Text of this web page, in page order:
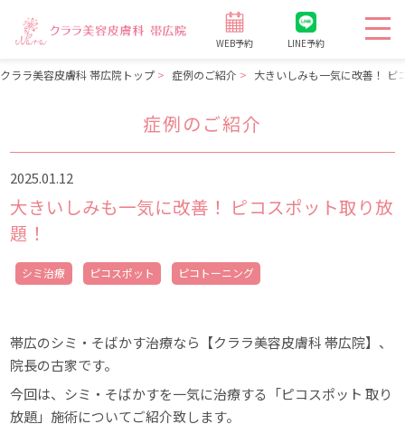
WEB予約 LINE予約
クララ美容皮膚科 帯広院トップ 症例のご紹介 大きいしみも一気に改善！ ピ
症例のご紹介
2025.01.12
大きいしみも一気に改善！ ピコスポット取り放
題！
シミ治療 ピコスポット ピコトーニング
帯広のシミ・そばかす治療なら【クララ美容皮膚科 帯広院】、
院長の古家です。
今回は、シミ・そばかすを一気に治療する「ピコスポット 取り
放題」施術についてご紹介致します。